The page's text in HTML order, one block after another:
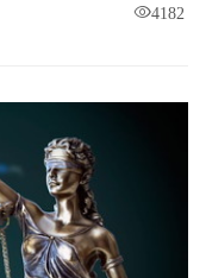
4182